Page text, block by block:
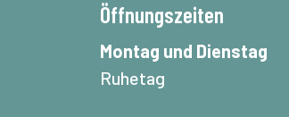
Öffnungszeiten
Montag und Dienstag
Ruhetag